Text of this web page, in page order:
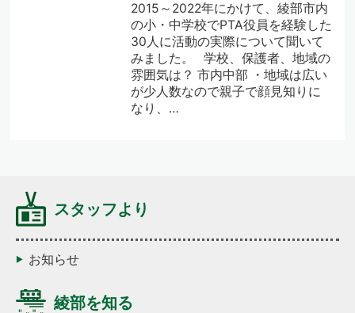
2015～2022年にかけて、綾部市内
の小・中学校でPTA役員を経験した
30人に活動の実際について聞いて
みました。 学校、保護者、地域の
雰囲気は？ 市内中部 ・地域は広い
が少人数なので親子で顔見知りに
なり、…
スタッフより
お知らせ
綾部を知る